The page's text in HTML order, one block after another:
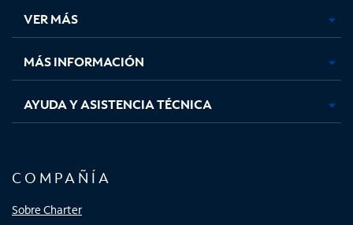
pestaña
nueva
pestaña
nueva
pestaña
nuevanueva
VER MÁS
MÁS INFORMACIÓN
AYUDA Y ASISTENCIA TÉCNICA
COMPAÑÍA
Sobre Charter